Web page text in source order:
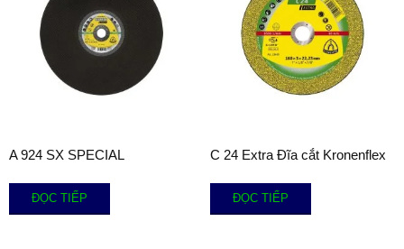
A 924 SX SPECIAL
ĐỌC TIẾP
C 24 Extra Đĩa cắt Kronenflex
ĐỌC TIẾP